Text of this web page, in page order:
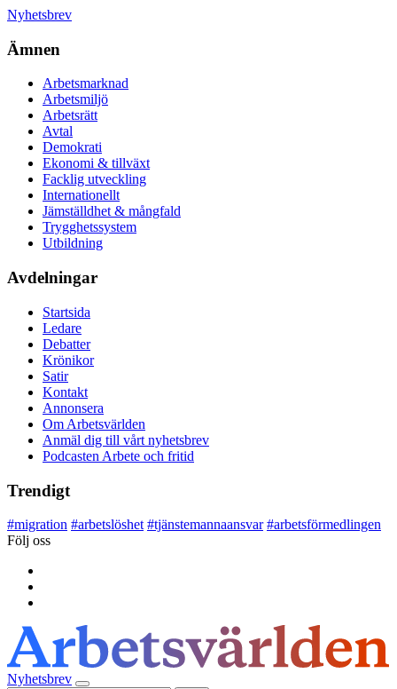
Nyhetsbrev
Ämnen
Arbetsmarknad
Arbetsmiljö
Arbetsrätt
Avtal
Demokrati
Ekonomi & tillväxt
Facklig utveckling
Internationellt
Jämställdhet & mångfald
Trygghetssystem
Utbildning
Avdelningar
Startsida
Ledare
Debatter
Krönikor
Satir
Kontakt
Annonsera
Om Arbetsvärlden
Anmäl dig till vårt nyhetsbrev
Podcasten Arbete och fritid
Trendigt
#migration #arbetslöshet #tjänstemannaansvar #arbetsförmedlingen
Följ oss
Nyhetsbrev